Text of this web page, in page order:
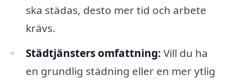
ska städas, desto mer tid och arbete
krävs.
Städtjänsters omfattning: Vill du ha
en grundlig städning eller en mer ytlig